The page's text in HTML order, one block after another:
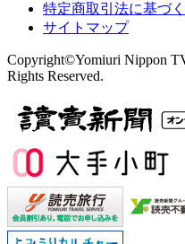
特定商取引法に基づ
サイトマップ
Copyright©Yomiuri Nippon
Rights Reserved.